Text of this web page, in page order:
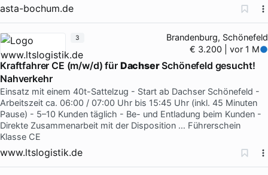
asta-bochum.de
Brandenburg, Schönefeld
€ 3.200 | vor 1 M
Kraftfahrer CE (m/w/d) für DachserSchönefeld gesucht!
Nahverkehr
Einsatz mit einem 40t-Sattelzug - Start ab Dachser Schönefeld -
Arbeitszeit ca. 06:00 / 07:00 Uhr bis 15:45 Uhr (inkl. 45 Minuten
Pause) - 5–10 Kunden täglich - Be- und Entladung beim Kunden -
Direkte Zusammenarbeit mit der Disposition … Führerschein
Klasse CE
www.ltslogistik.de
3